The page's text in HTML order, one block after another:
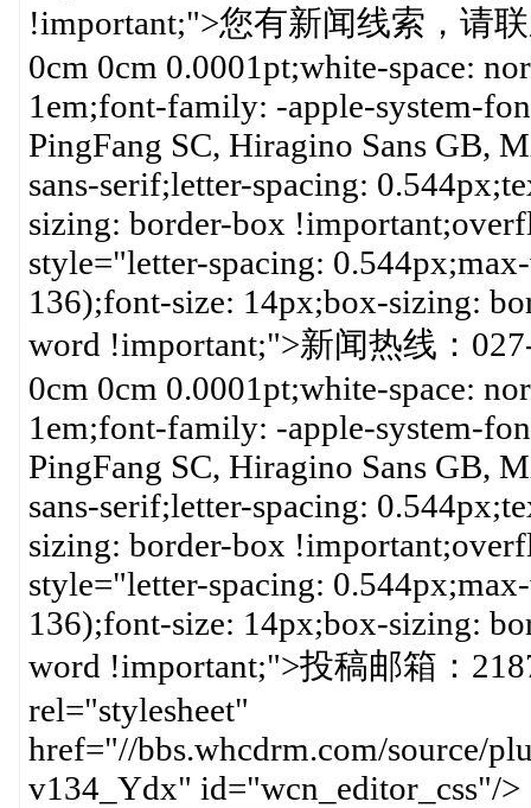
!important;">您有新闻线索，请
0cm 0cm 0.0001pt;white-space:
1em;font-family: -apple-system-
PingFang SC, Hiragino Sans GB,
sans-serif;letter-spacing:
sizing: border-box
style="letter-spacing:
136);font-size: 14px;box-sizing:
word !important;">新闻热线：
0cm 0cm 0.0001pt;white-space:
1em;font-family: -apple-system-
PingFang SC, Hiragino Sans GB,
sans-serif;letter-spacing:
sizing: border-box
style="letter-spacing:
136);font-size: 14px;box-sizing:
word !important;">投稿邮箱：
rel="stylesheet"
href="//bbs.whcdrm.com/source/
v134_Ydx" id="wcn_editor_css"/>